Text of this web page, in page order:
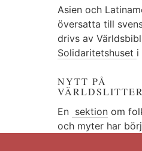
Asien och
översatta till
drivs av
Solidaritetshuset i
NYTT PÅ
En sektionom
och myter har